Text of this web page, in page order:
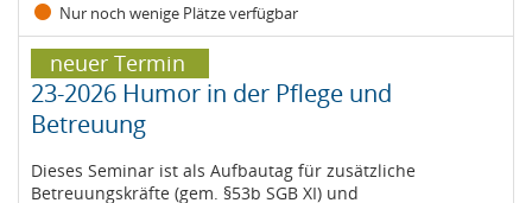
Nur noch wenige Plätze verfügbar
23-2026 Humor in der Pflege und
Betreuung
neuer Termin
Dieses Seminar ist als Aufbautag für zusätzliche
Betreuungskräfte (gem. §53b SGB XI) und